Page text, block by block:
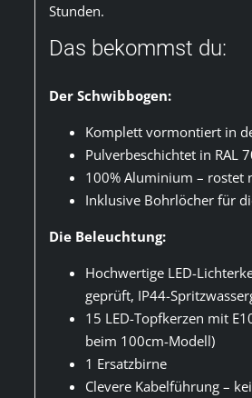
Stunden.
Das bekommst du:
Der Schwibbogen:
Komplett vormontiert in
Pulverbeschichtet in RAL
100% Aluminium – rostet
Inklusive Bohrlöcher für
Die Beleuchtung:
Hochwertige LED-
geprüft, IP44-
15 LED-Topfkerzen mit
beim 100cm-Modell)
1 Ersatzbirne
Clevere Kabelführung –